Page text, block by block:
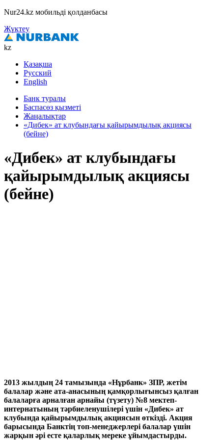
Nur24.kz мобильді қолданбасы
Жүктеу
kz
Қазақша
Русский
English
Банк туралы
Баспасөз қызметі
Жаңалықтар
«Дибек» ат клубындағы қайырымдылық акциясы
(бейне)
«Дибек» ат клубындағы
қайырымдылық акциясы
(бейне)
2013 жылдың 24 тамызында «Нұрбанк» ЗПР, жетім
балалар және ата-анасының қамқорлығынсыз қалған
балаларға арналған арнайы (түзету) №8 мектеп-
интернатының тәрбиеленушілері үшін «Дибек» ат
клубында қайырымдылық акциясын өткізді. Акция
барысында Банктің топ-менеджерлері балалар үшін
жарқын әрі есте қаларлық мереке ұйымдастырды.